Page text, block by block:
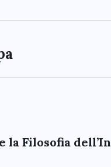
la Filosofia